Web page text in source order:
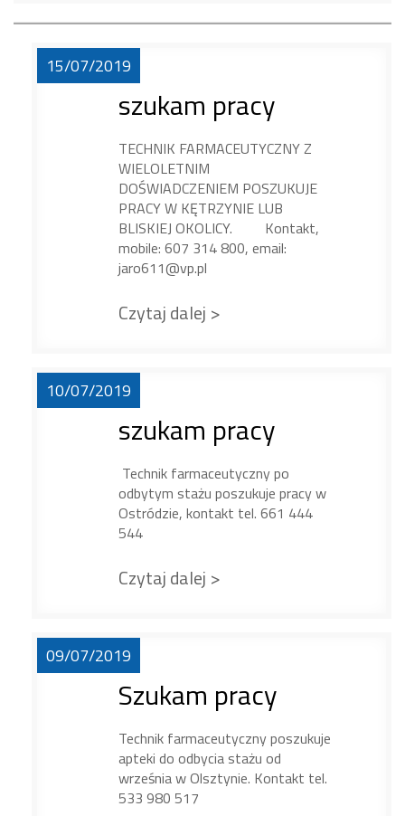
15/07/2019
szukam pracy
TECHNIK FARMACEUTYCZNY Z
WIELOLETNIM
DOŚWIADCZENIEM POSZUKUJE
PRACY W KĘTRZYNIE LUB
BLISKIEJ OKOLICY. Kontakt,
mobile: 607 314 800, email:
jaro611@vp.pl
Czytaj dalej >
10/07/2019
szukam pracy
Technik farmaceutyczny po
odbytym stażu poszukuje pracy w
Ostródzie, kontakt tel. 661 444
544
Czytaj dalej >
09/07/2019
Szukam pracy
Technik farmaceutyczny poszukuje
apteki do odbycia stażu od
września w Olsztynie. Kontakt tel.
533 980 517